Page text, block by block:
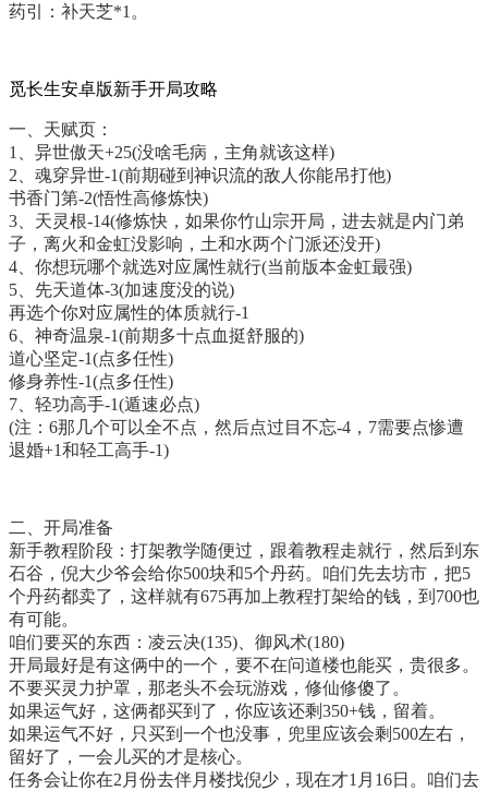
药引：补天芝*1。
觅长生安卓版新手开局攻略
一、天赋页：
1、异世傲天+25(没啥毛病，主角就该这样)
2、魂穿异世-1(前期碰到神识流的敌人你能吊打他)
书香门第-2(悟性高修炼快)
3、天灵根-14(修炼快，如果你竹山宗开局，进去就是内门弟
子，离火和金虹没影响，土和水两个门派还没开)
4、你想玩哪个就选对应属性就行(当前版本金虹最强)
5、先天道体-3(加速度没的说)
再选个你对应属性的体质就行-1
6、神奇温泉-1(前期多十点血挺舒服的)
道心坚定-1(点多任性)
修身养性-1(点多任性)
7、轻功高手-1(遁速必点)
(注：6那几个可以全不点，然后点过目不忘-4，7需要点惨遭
退婚+1和轻工高手-1)
二、开局准备
新手教程阶段：打架教学随便过，跟着教程走就行，然后到东
石谷，倪大少爷会给你500块和5个丹药。咱们先去坊市，把5
个丹药都卖了，这样就有675再加上教程打架给的钱，到700也
有可能。
咱们要买的东西：凌云决(135)、御风术(180)
开局最好是有这俩中的一个，要不在问道楼也能买，贵很多。
不要买灵力护罩，那老头不会玩游戏，修仙修傻了。
如果运气好，这俩都买到了，你应该还剩350+钱，留着。
如果运气不好，只买到一个也没事，兜里应该会剩500左右，
留好了，一会儿买的才是核心。
任务会让你在2月份去伴月楼找倪少，现在才1月16日。咱们去